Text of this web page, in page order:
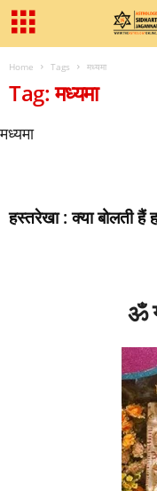
Home Tags मध्‍यमा
Tag: मध्‍यमा
मध्‍यमा
हस्‍तरेखा : क्‍या बोलती हैं
ॐ